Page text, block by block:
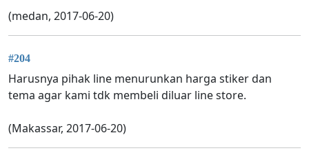
(medan, 2017-06-20)
#204
Harusnya pihak line menurunkan harga stiker dan
tema agar kami tdk membeli diluar line store.
(Makassar, 2017-06-20)